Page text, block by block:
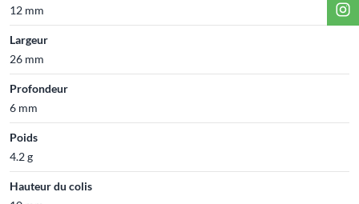
12 mm
Largeur
26 mm
Profondeur
6 mm
Poids
4.2 g
Hauteur du colis